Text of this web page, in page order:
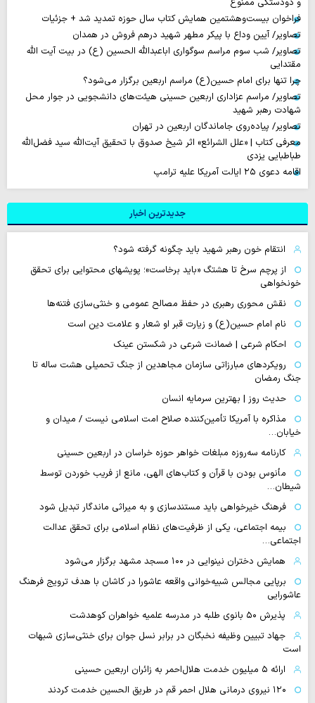
فراخوان بیست‌وهشتمین همایش کتاب سال حوزه تمدید شد + جزئیات
تصاویر/ آیین وداع با پیکر مطهر شهید درهم فروش در همدان
تصاویر/ شب سوم مراسم سوگواری اباعبدالله الحسین (ع) در بیت آیت الله
مقتدایی
چرا تنها برای امام حسین(ع) مراسم اربعین برگزار می‌شود؟
تصاویر/ مراسم عزاداری اربعین حسینی هیئت‌های دانشجویی در جوار محل
شهادت رهبر شهید
تصاویر/ پیاده‌روی جاماندگان اربعین در تهران
معرفی کتاب | «علل الشرائع» اثر شیخ صدوق با تحقیق آیت‌الله سید فضل‌الله
طباطبایی یزدی
اقامه دعوی ۲۵ ایالت آمریکا علیه ترامپ
جدیدترین اخبار
انتقام خون رهبر شهید باید چگونه گرفته شود؟
از پرچم سرخ تا هشتگ «باید برخاست»؛ پویشهای محتوایی برای تحقق
خونخواهی
نقش محوری رهبری در حفظ مصالح عمومی و خنثی‌سازی فتنه‌ها
نام امام حسین(ع) و زیارت قبر او شعار و علامت دین است
احکام شرعی | ضمانت شرعی در شکستن عینک
رویکردهای مبارزاتی سازمان مجاهدین از جنگ تحمیلی هشت ساله تا
جنگ رمضان
حدیث روز | بهترین سرمایه انسان
مذاکره با آمریکا تأمین‌کننده صلاح امت اسلامی نیست / میدان و
خیابان…
کارنامه سه‌روزه مبلغات خواهر حوزه خراسان در اربعین حسینی
مأنوس بودن با قرآن و کتاب‌های الهی، مانع از فریب خوردن توسط
شیطان…
فرهنگ خیرخواهی باید مستندسازی و به میراثی ماندگار تبدیل شود
بیمه اجتماعی، یکی از ظرفیت‌های نظام اسلامی برای تحقق عدالت
اجتماعی…
همایش دختران نینوایی در ۱۰۰ مسجد مشهد برگزار می‌شود
برپایی مجالس شبیه‌خوانی واقعه عاشورا در کاشان با هدف ترویج فرهنگ
عاشورایی
پذیرش ۵۰ بانوی طلبه در مدرسه علمیه خواهران کوهدشت
جهاد تبیین وظیفه نخبگان در برابر نسل جوان برای خنثی‌سازی شبهات
است
ارائه ۵ میلیون خدمت هلال‌احمر به زائران اربعین حسینی
۱۲۰ نیروی درمانی هلال احمر قم در طریق الحسین خدمت کردند